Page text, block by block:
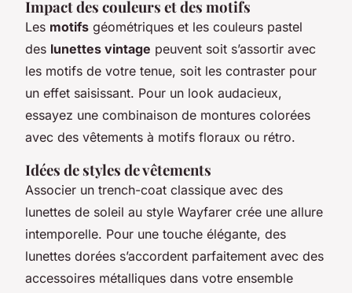
Impact des couleurs et des motifs
Les motifs géométriques et les couleurs pastel
des lunettes vintage peuvent soit s’assortir avec
les motifs de votre tenue, soit les contraster pour
un effet saisissant. Pour un look audacieux,
essayez une combinaison de montures colorées
avec des vêtements à motifs floraux ou rétro.
Idées de styles de vêtements
Associer un trench-coat classique avec des
lunettes de soleil au style Wayfarer crée une allure
intemporelle. Pour une touche élégante, des
lunettes dorées s’accordent parfaitement avec des
accessoires métalliques dans votre ensemble